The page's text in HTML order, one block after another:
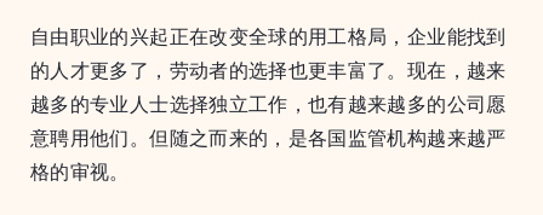
自由职业的兴起正在改变全球的用工格局，企业能找到
的人才更多了，劳动者的选择也更丰富了。现在，越来
越多的专业人士选择独立工作，也有越来越多的公司愿
意聘用他们。但随之而来的，是各国监管机构越来越严
格的审视。